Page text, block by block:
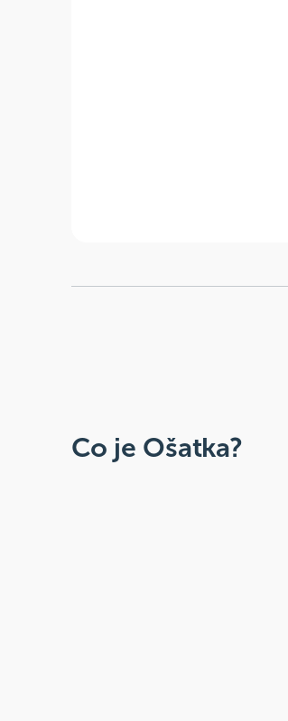
Co je Ošatka?